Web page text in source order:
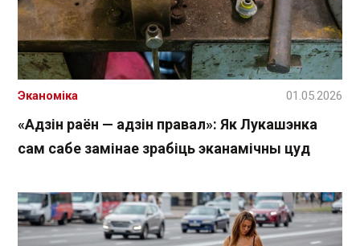
«Адзін раён — адзін правал»: Як Лукашэнка
сам сабе замінае зрабіць эканамічны цуд
Эканоміка 01.05.2026